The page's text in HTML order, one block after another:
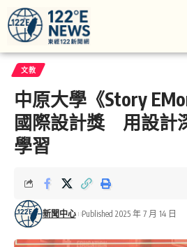
文教
中原大學《Story
國際設計獎 用設計
學習
新聞中心 Published 2025 年 7 月 14 日